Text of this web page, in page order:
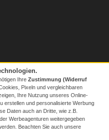
Ihre Zustimmung (Widerruf
Pixeln und vergleichbaren
Ihre Nutzung unseres Online-
erstellen und personalisierte Werbung
Daten auch an Dritte, wie z.B.
Werbeagenturen weitergegeben
Beachten Sie auch unsere